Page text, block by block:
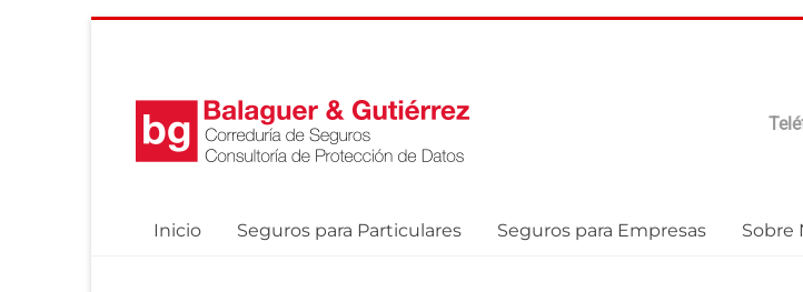
balaguergutierrez.es
queInicio Seguros para Particulares Seguros para Empresas Sobre